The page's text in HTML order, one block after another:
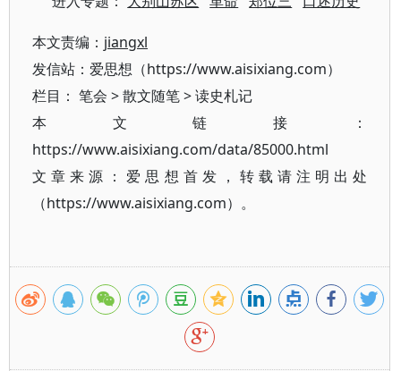
本文责编： jiangxl
发信站：爱思想（https://www.aisixiang.com）
栏目： 笔会 >散文随笔>读史札记
本文链接：
https://www.aisixiang.com/data/85000.html
文章来源：爱思想首发，转载请注明出处
（https://www.aisixiang.com）。